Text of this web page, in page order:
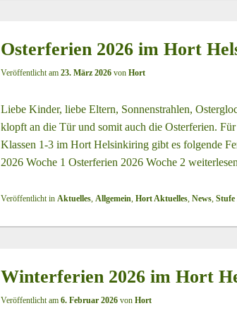
Osterferien 2026 im Hort
Veröffentlicht am 23. März 2026 von Hort
Liebe Kinder, liebe Eltern, Sonnenstrahlen,
klopft an die Tür und somit auch die Osterferien.
Klassen 1-3 im Hort Helsinkiring gibt es folgende
2026 Woche 1 Osterferien 2026 Woche 2 weiterlesen
Veröffentlicht in Aktuelles Allgemein Hort Aktuelles News
Winterferien 2026 im Hort
Veröffentlicht am 6. Februar 2026 von Hort